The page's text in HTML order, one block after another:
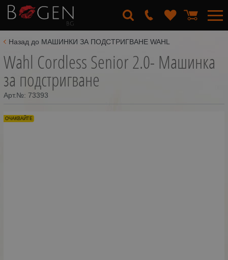
Назад до МАШИНКИ ЗА ПОДСТРИГВАНЕ WAHL
Wahl Cordless Senior 2.0- Машинка
за подстригване
Арт.№: 73393
ОЧАКВАЙТЕ